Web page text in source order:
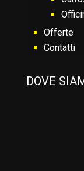
Offerte
Contatti
DOVE